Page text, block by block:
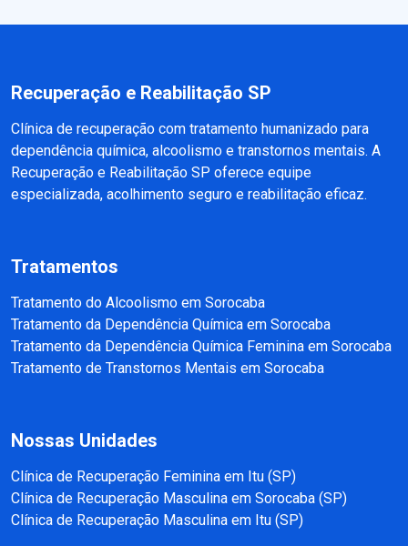
Recuperação e Reabilitação SP
Clínica de recuperação com tratamento humanizado para
dependência química, alcoolismo e transtornos mentais. A
Recuperação e Reabilitação SP oferece equipe
especializada, acolhimento seguro e reabilitação eficaz.
Tratamentos
Tratamento do Alcoolismo em Sorocaba
Tratamento da Dependência Química em Sorocaba
Tratamento da Dependência Química Feminina em Sorocaba
Tratamento de Transtornos Mentais em Sorocaba
Nossas Unidades
Clínica de Recuperação Feminina em Itu (SP)
Clínica de Recuperação Masculina em Sorocaba (SP)
Clínica de Recuperação Masculina em Itu (SP)